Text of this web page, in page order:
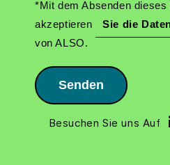
*Mit dem Absenden dieses
akzeptieren
Sie die
von ALSO.
Senden
Besuchen Sie uns Auf